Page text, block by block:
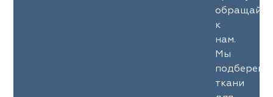
к
нам.
Мы
подберем
ткани